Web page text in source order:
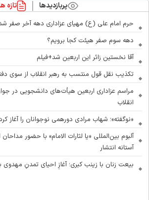
پربازدیدها تازه ها
حرم امام علی (ع) مهیای عزاداری دهه آخر صفر شد
دهه سوم صفر هیئت کجا برویم؟
آقا نخستین زائر این اربعین شد+فیلم
تکذیب نقل قول منتسب به رهبر انقلاب از سوی
مراسم عزاداری اربعین هیأت‌های دانشجویی در
انقلاب
«نوگفته»؛ شهاب مرادی دورهمی نوجوانان را آغاز کرد
آلبوم بین‌المللی «یا لثارات الامام» با حضور مداحان
آستانه انتشار
بیعت زنان با زینب کبری؛ آغازِ احیای تمدنِ مهدوی